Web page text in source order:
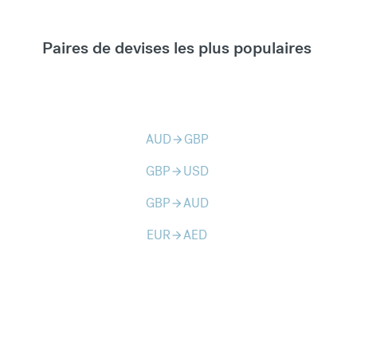
Paires de devises les plus populaires
AUDarrow_forward GBP
GBParrow_forward USD
GBParrow_forwardAUD
EURarrow_forwardAED